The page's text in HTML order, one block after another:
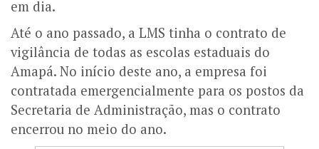
em dia.
Até o ano passado, a LMS tinha o contrato de
vigilância de todas as escolas estaduais do
Amapá. No início deste ano, a empresa foi
contratada emergencialmente para os postos da
Secretaria de Administração, mas o contrato
encerrou no meio do ano.